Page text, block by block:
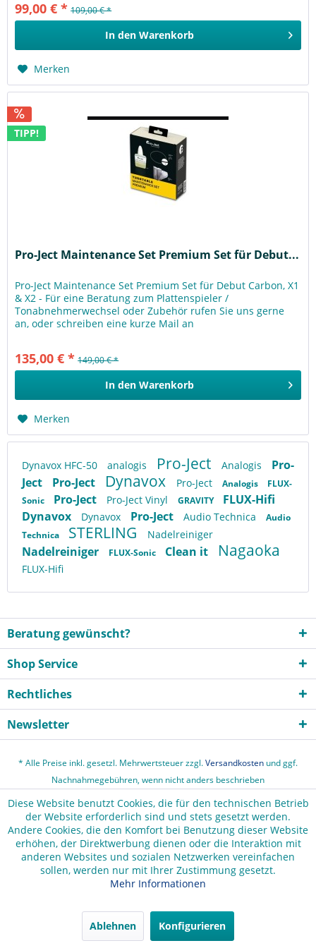
99,00 € * 109,00 € *
In den Warenkorb
Merken
TIPP!
Pro-Ject Maintenance Set Premium Set für Debut...
Pro-Ject Maintenance Set Premium Set für Debut Carbon, X1
& X2 - Für eine Beratung zum Plattenspieler /
Tonabnehmerwechsel oder Zubehör rufen Sie uns gerne
an, oder schreiben eine kurze Mail an
135,00 € * 149,00 € *
In den Warenkorb
Merken
Dynavox HFC-50 analogis Pro-Ject Analogis
Pro-
Ject
Pro-Ject Dynavox Pro-Ject Analogis
FLUX-
Sonic
Pro-Ject Pro-Ject Vinyl GRAVITY
FLUX-Hifi
Dynavox
Dynavox Pro-Ject Audio Technica
Audio
Technica
STERLING Nadelreiniger
Nadelreiniger FLUX-Sonic Clean it Nagaoka
FLUX-Hifi
Beratung gewünscht?
Shop Service
Rechtliches
Newsletter
* Alle Preise inkl. gesetzl. Mehrwertsteuer zzgl.Versandkosten und ggf.
Nachnahmegebühren, wenn nicht anders beschrieben
Cookie-Einstellungen Vertrag widerrufen
Impressum
AGB und Kundeninformationen
Widerrufsbelehrung / Muster-Widerrufsformular
Datenschutzerklärung
Zahlung und Versand
Newsletter
Flyer Leitfaden Tonnadeln Systeme
Diese Website benutzt Cookies, die für den technischen Betrieb
der Website erforderlich sind und stets gesetzt werden.
Andere Cookies, die den Komfort bei Benutzung dieser Website
erhöhen, der Direktwerbung dienen oder die Interaktion mit
anderen Websites und sozialen Netzwerken vereinfachen
sollen, werden nur mit Ihrer Zustimmung gesetzt.
Mehr Informationen
Ablehnen Konfigurieren